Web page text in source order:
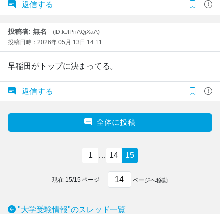
返信する
投稿者: 無名
(ID:kJfPnAQjXaA)
投稿日時：2026年 05月 13日 14:11
早稲田がトップに決まってる。
返信する
全体に投稿
1 … 14 15
現在 15/15 ページ ページへ移動
"大学受験情報"のスレッド一覧